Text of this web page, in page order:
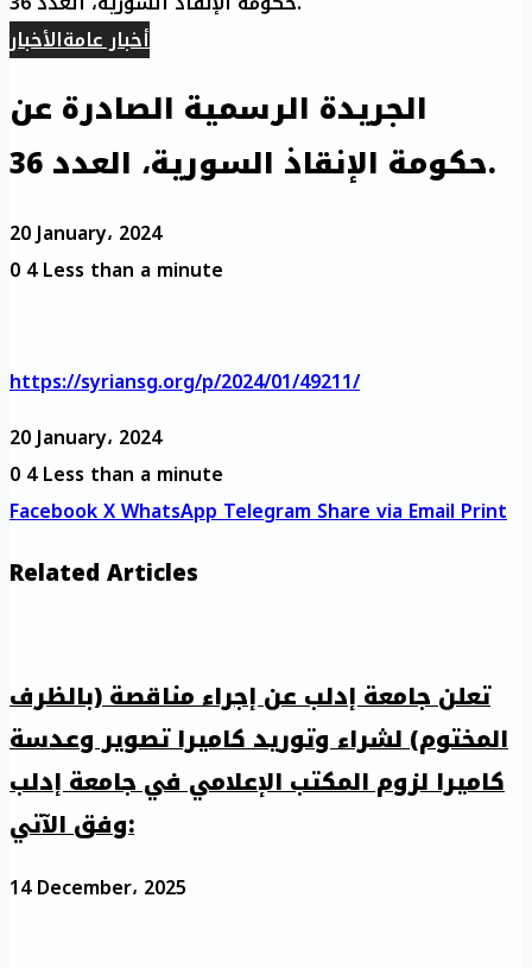
أخبار عامةالأخبار
الجريدة الرسمية الصادرة عن
حكومة الإنقاذ السورية، العدد 36.
20 January، 2024
04Less than a minute
https://syriansg.org/p/2024/01/49211/
20 January، 2024
04Less than a minute
FacebookXWhatsAppTelegramShare via EmailPrint
Related Articles
تعلن جامعة إدلب عن إجراء مناقصة (بالظرف
المختوم) لشراء وتوريد كاميرا تصوير وعدسة
كاميرا لزوم المكتب الإعلامي في جامعة إدلب
وفق الآتي:
14 December، 2025